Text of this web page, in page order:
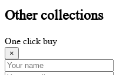
Othercollections
One click buy
×